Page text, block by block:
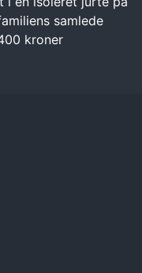
samlede
kroner